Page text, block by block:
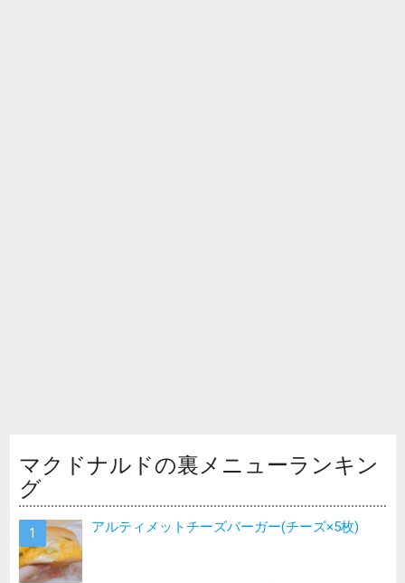
マクドナルドの裏メニューランキン
グ
アルティメットチーズバーガー(チーズ×5枚)